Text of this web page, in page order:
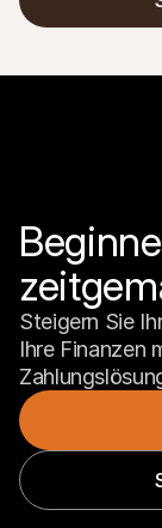
Steigern Sie
Ihre Finanzen